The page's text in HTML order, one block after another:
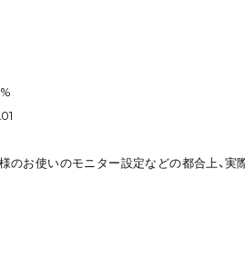
のお使いのモニター設定などの都合上、実